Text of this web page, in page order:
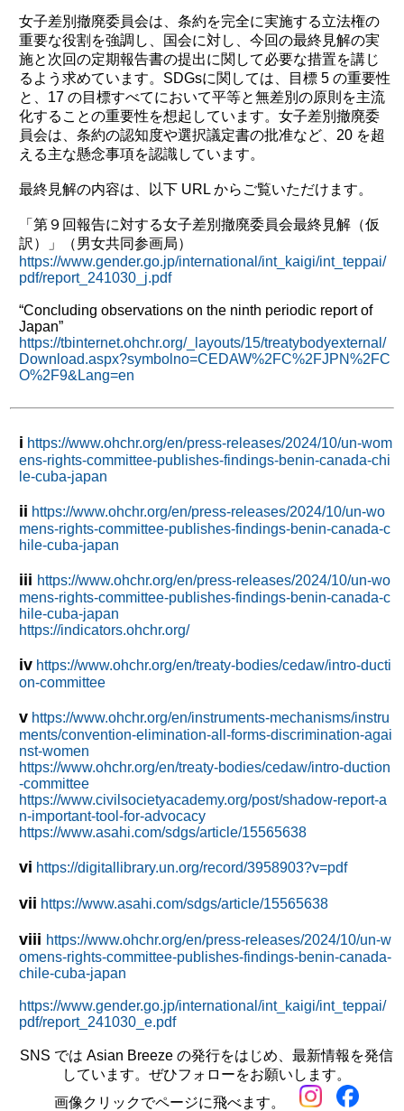
女子差別撤廃委員会は、条約を完全に実施する立法権の
重要な役割を強調し、国会に対し、今回の最終見解の実
施と次回の定期報告書の提出に関して必要な措置を講じ
るよう求めています。SDGsに関しては、目標 5 の重要性
と、17 の目標すべてにおいて平等と無差別の原則を主流
化することの重要性を想起しています。女子差別撤廃委
員会は、条約の認知度や選択議定書の批准など、20 を超
える主な懸念事項を認識しています。
最終見解の内容は、以下 URL からご覧いただけます。
「第９回報告に対する女子差別撤廃委員会最終見解（仮
訳）」（男女共同参画局）
https://www.gender.go.jp/international/int_kaigi/int_teppai/
pdf/report_241030_j.pdf
“Concluding observations on the ninth periodic report of
Japan”
https://tbinternet.ohchr.org/_layouts/15/treatybodyexternal/
Download.aspx?symbolno=CEDAW%2FC%2FJPN%2FC
O%2F9&Lang=en
i https://www.ohchr.org/en/press-releases/2024/10/un-wom
ens-rights-committee-publishes-findings-benin-canada-chi
le-cuba-japan
ii https://www.ohchr.org/en/press-releases/2024/10/un-wo
mens-rights-committee-publishes-findings-benin-canada-c
hile-cuba-japan
iii https://www.ohchr.org/en/press-releases/2024/10/un-wo
mens-rights-committee-publishes-findings-benin-canada-c
hile-cuba-japan
https://indicators.ohchr.org/
iv https://www.ohchr.org/en/treaty-bodies/cedaw/intro-ducti
on-committee
v https://www.ohchr.org/en/instruments-mechanisms/instru
ments/convention-elimination-all-forms-discrimination-agai
nst-women
https://www.ohchr.org/en/treaty-bodies/cedaw/intro-duction
-committee
https://www.civilsocietyacademy.org/post/shadow-report-a
n-important-tool-for-advocacy
https://www.asahi.com/sdgs/article/15565638
vi https://digitallibrary.un.org/record/3958903?v=pdf
vii https://www.asahi.com/sdgs/article/15565638
viii https://www.ohchr.org/en/press-releases/2024/10/un-w
omens-rights-committee-publishes-findings-benin-canada-
chile-cuba-japan
https://www.gender.go.jp/international/int_kaigi/int_teppai/
pdf/report_241030_e.pdf
SNS では Asian Breeze の発行をはじめ、最新情報を発信
しています。ぜひフォローをお願いします。
画像クリックでページに飛べます。